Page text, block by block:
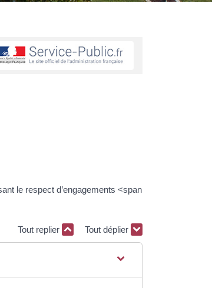
le respect d’engagements <span
Tout replier Tout déplier